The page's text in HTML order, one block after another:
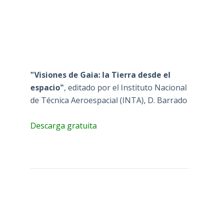
"Visiones de Gaia: la Tierra desde el
espacio", editado por el Instituto Nacional
de Técnica Aeroespacial (INTA), D. Barrado
Descarga gratuita